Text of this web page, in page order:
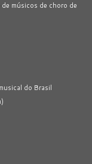
músicos de choro de
do Brasil